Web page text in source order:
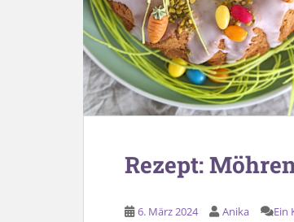
Rezept:
6. März 2024 Anika Ein